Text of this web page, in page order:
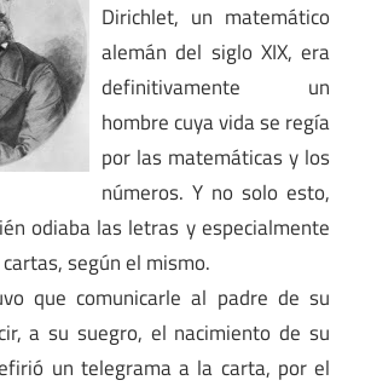
Dirichlet, un matemático
alemán del siglo XIX, era
definitivamente un
hombre cuya vida se regía
por las matemáticas y los
números. Y no solo esto,
odiaba las letras y especialmente
según el mismo.
que comunicarle al padre de su
a su suegro, el nacimiento de su
un telegrama a la carta, por el